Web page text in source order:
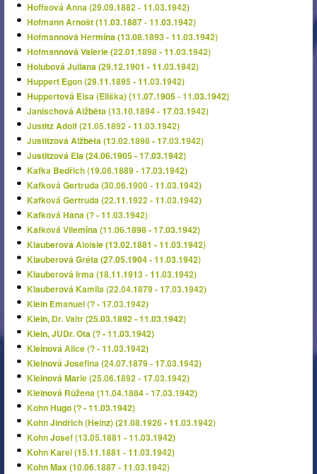
Hoffeová Anna (29.09.1882 - 11.03.1942)
Hofmann Arnošt (11.03.1887 - 11.03.1942)
Hofmannová Hermína (13.08.1893 - 11.03.1942)
Hofmannová Valerie (22.01.1898 - 11.03.1942)
Holubová Juliana (29.12.1901 - 11.03.1942)
Huppert Egon (29.11.1895 - 11.03.1942)
Huppertová Elsa (Eliška) (11.07.1905 - 11.03.1942)
Janischová Alžběta (13.10.1894 - 17.03.1942)
Justitz Adolf (21.05.1892 - 11.03.1942)
Justitzová Alžběta (13.02.1898 - 17.03.1942)
Justitzová Ela (24.06.1905 - 17.03.1942)
Kafka Bedřich (19.06.1889 - 17.03.1942)
Kafková Gertruda (30.06.1900 - 11.03.1942)
Kafková Gertruda (22.11.1922 - 11.03.1942)
Kafková Hana (? - 11.03.1942)
Kafková Vilemína (11.06.1898 - 17.03.1942)
Klauberová Aloisie (13.02.1881 - 11.03.1942)
Klauberová Gréta (27.05.1904 - 11.03.1942)
Klauberová Irma (18.11.1913 - 11.03.1942)
Klauberová Kamila (22.04.1879 - 17.03.1942)
Klein Emanuel (? - 17.03.1942)
Klein, Dr. Valtr (25.03.1892 - 11.03.1942)
Klein, JUDr. Ota (? - 11.03.1942)
Kleinová Alice (? - 11.03.1942)
Kleinová Josefina (24.07.1879 - 17.03.1942)
Kleinová Marie (25.06.1892 - 17.03.1942)
Kleinová Růžena (11.04.1884 - 17.03.1942)
Kohn Hugo (? - 11.03.1942)
Kohn Jindřich (Heinz) (21.08.1926 - 11.03.1942)
Kohn Josef (13.05.1881 - 11.03.1942)
Kohn Karel (15.11.1881 - 11.03.1942)
Kohn Max (10.06.1887 - 11.03.1942)